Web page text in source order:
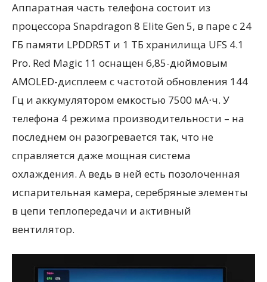
Аппаратная часть телефона состоит из
процессора Snapdragon 8 Elite Gen 5, в паре с 24
ГБ памяти LPDDR5T и 1 ТБ хранилища UFS 4.1
Pro. Red Magic 11 оснащен 6,85-дюймовым
AMOLED-дисплеем с частотой обновления 144
Гц и аккумулятором емкостью 7500 мА⋅ч. У
телефона 4 режима производительности – на
последнем он разогревается так, что не
справляется даже мощная система
охлаждения. А ведь в ней есть позолоченная
испарительная камера, серебряные элементы
в цепи теплопередачи и активный
вентилятор.